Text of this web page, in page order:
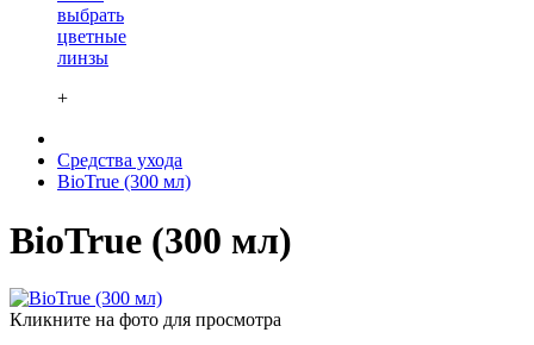
выбрать
цветные
линзы
+
Средства ухода
BioTrue (300 мл)
BioTrue (300 мл)
Кликните на фото для просмотра